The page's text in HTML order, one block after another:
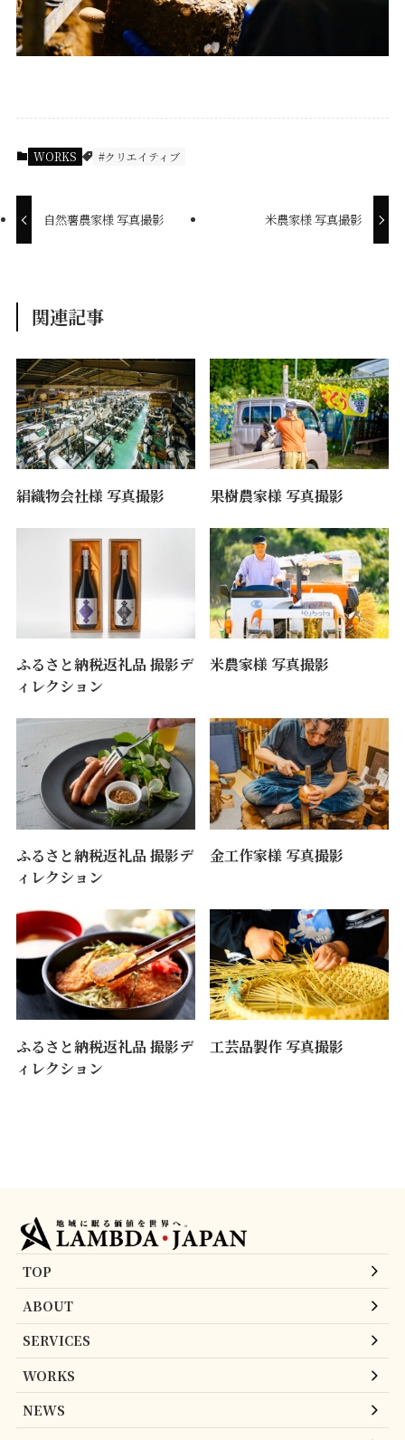
WORKS #クリエイティブ
自然薯農家様 写真撮影 米農家様 写真撮影
関連記事
絹織物会社様 写真撮影 果樹農家様 写真撮影
ふるさと納税返礼品 撮影デ
ィレクション
米農家様 写真撮影
ふるさと納税返礼品 撮影デ
ィレクション
金工作家様 写真撮影
ふるさと納税返礼品 撮影デ
ィレクション
工芸品製作 写真撮影
TOP
ABOUT
SERVICES
WORKS
NEWS